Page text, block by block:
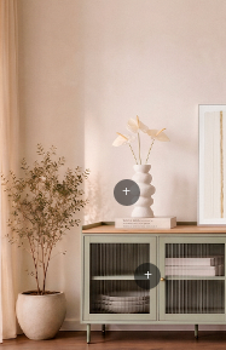
+
+